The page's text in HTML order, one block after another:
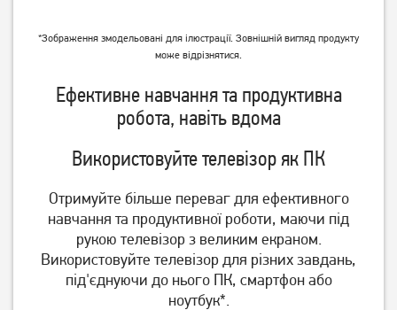
*Зображення змодельовані для ілюстрації. Зовнішній вигляд продукту
може відрізнятися.
Ефективне навчання та продуктивна
робота, навіть вдома
Використовуйте телевізор як ПК
Отримуйте більше переваг для ефективного
навчання та продуктивної роботи, маючи під
рукою телевізор з великим екраном.
Використовуйте телевізор для різних завдань,
під'єднуючи до нього ПК, смартфон або
ноутбук*.